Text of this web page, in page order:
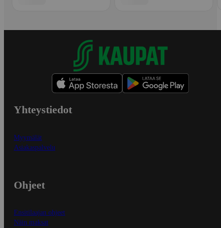
Yhteystiedot
Myymälät
Asiakaspalvelu
Ohjeet
Ensitilaajan ohjeet
Näin maksat